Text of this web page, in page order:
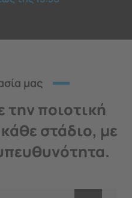
μας
την ποιοτική
στάδιο, με